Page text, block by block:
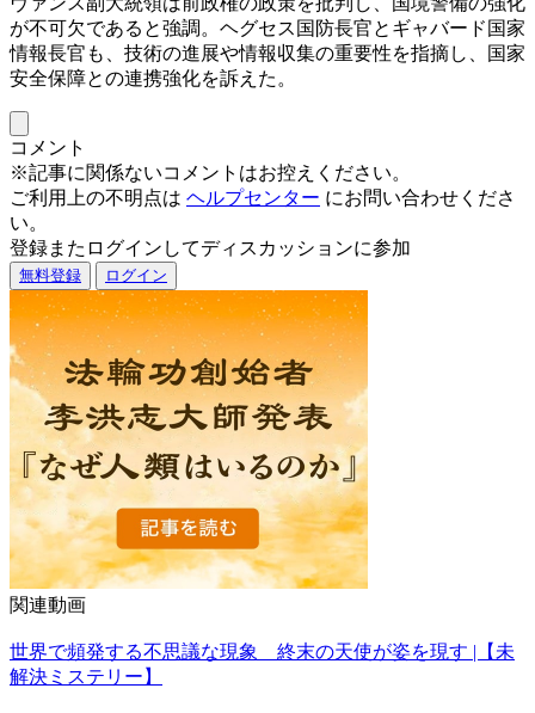
が不可欠であると強調。ヘグセス国防長官とギャバード国家
情報長官も、技術の進展や情報収集の重要性を指摘し、国家
安全保障との連携強化を訴えた。
コメント
※記事に関係ないコメントはお控えください。
ご利用上の不明点は ヘルプセンター にお問い合わせくださ
い。
登録またログインしてディスカッションに参加
無料登録 ログイン
関連動画
世界で頻発する不思議な現象 終末の天使が姿を現す |【未
解決ミステリー】